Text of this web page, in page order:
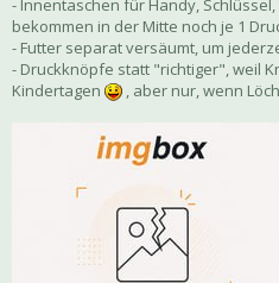
- Innentaschen für Handy,
bekommen in der Mitte noch je 1
- Futter separat versäumt, um
- Druckknöpfe statt "richtiger", weil
Kindertagen
, aber nur, wenn